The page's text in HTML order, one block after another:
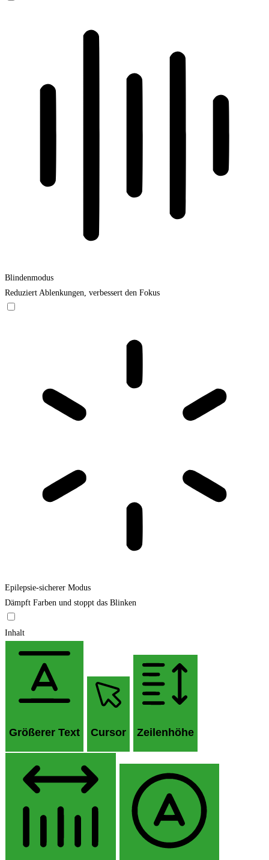
Blindenmodus
Reduziert Ablenkungen, verbessert den Fokus
Epilepsie-sicherer Modus
Dämpft Farben und stoppt das Blinken
Inhalt
Größerer Text Cursor Zeilenhöhe